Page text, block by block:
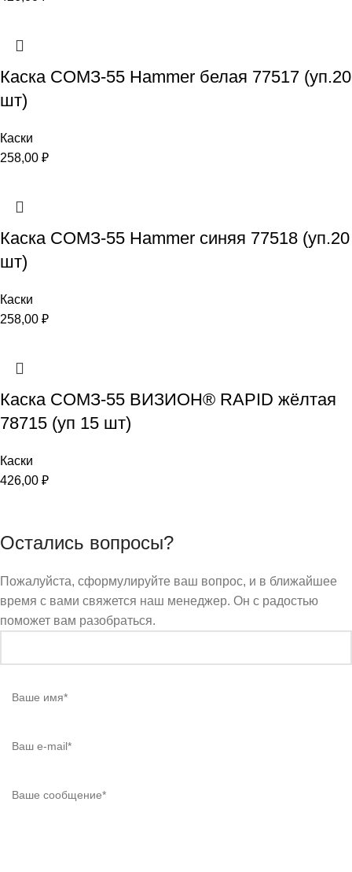
Каска СОМЗ-55 Hammer белая 77517 (уп.20
шт)
Каски
258,00 ₽
Каска СОМЗ-55 Hammer синяя 77518 (уп.20
шт)
Каски
258,00 ₽
Каска СОМЗ-55 ВИЗИОН® RAPID жёлтая
78715 (уп 15 шт)
Каски
426,00 ₽
Остались вопросы?
Пожалуйста, сформулируйте ваш вопрос, и в ближайшее
время с вами свяжется наш менеджер. Он с радостью
поможет вам разобраться.